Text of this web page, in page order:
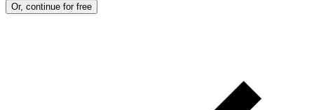
Or, continue for free